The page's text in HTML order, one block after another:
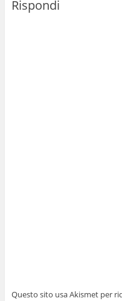
Rispondi
Questo sito usa Akismet per